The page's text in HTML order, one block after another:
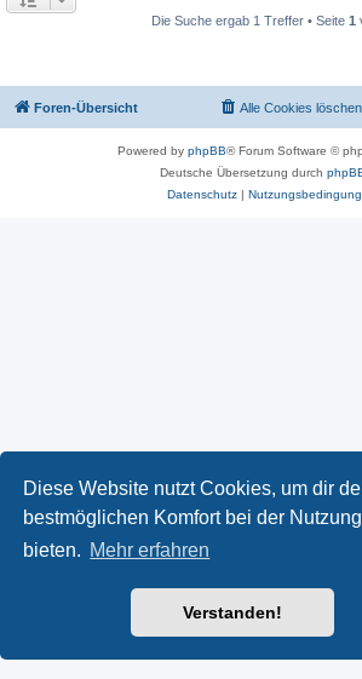
Diese Website nutzt Cookies, um dir
bestmöglichen Komfort bei der
bieten. Mehr erfahren
Verstanden!
Die Suche ergab 1 Treffer • Seite 1
Foren-Übersicht Alle Cookies löschen
Powered by phpBB® Forum Software ©
Deutsche Übersetzung durch
Datenschutz|